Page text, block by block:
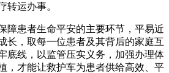
转运办事。
患者生命平安的主要环节，平易近
长，取每一位患者及其背后的家庭互
底线，以监管压实义务，加强办理体
，才能让救护车为患者供给高效、平